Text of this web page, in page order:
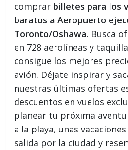
comprar billetes para los
baratos a Aeropuerto
Toronto/Oshawa. Busca
en 728 aerolíneas y
consigue los mejores
avión. Déjate inspirar y
nuestras últimas ofertas
descuentos en vuelos
planear tu próxima
a la playa, unas
salida por la ciudad y